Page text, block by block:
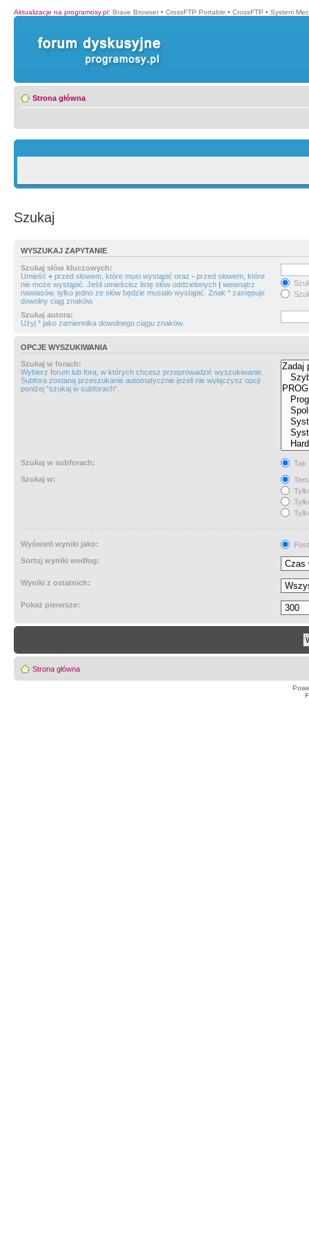
Aktualizacje na programosy.pl: Brave Browser • CrossFTP Portable • CrossFTP • System
Strona główna
Szukaj
WYSZUKAJ ZAPYTANIE
Szukaj słów kluczowych:
Umieść + przed słowem, które musi wystąpić oraz - przed słowem, które
nie może wystąpić. Jeśli umieścisz listę słów oddzielonych | wewnątrz
nawiasów, tylko jedno ze słów będzie musiało wystąpić. Znak * zastępuje
dowolny ciąg znaków.
Szukaj autora:
Użyj * jako zamiennika dowolnego ciągu znaków.
OPCJE WYSZUKIWANIA
Szukaj w forach:
Wybierz forum lub fora, w których chcesz przeprowadzić wyszukiwanie.
Subfora zostaną przeszukanie automatycznie jeżeli nie wyłączysz opcji
poniżej “szukaj w subforach“.
Szukaj w subforach:
Tak
Szukaj w:
Wyświetl wyniki jako:
Sortuj wyniki według:
Wyniki z ostatnich:
Pokaż pierwsze:
Strona główna